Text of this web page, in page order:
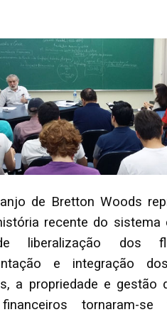
de Bretton Woods
recente do sistema
liberalização dos
e integração
a propriedade e gestão
tornaram-